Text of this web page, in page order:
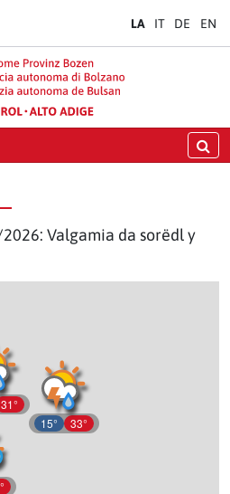
prinzipela
LA IT DE EN
Valgamia da sorëdl y
31°
15° 33°